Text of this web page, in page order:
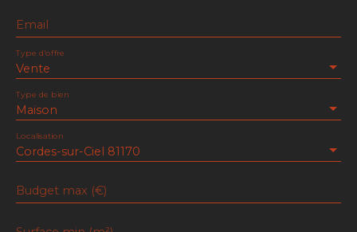
Email
Vente
Type d'offre
Maison
Type de bien
Cordes-sur-Ciel 81170
Localisation
Budget max (€)